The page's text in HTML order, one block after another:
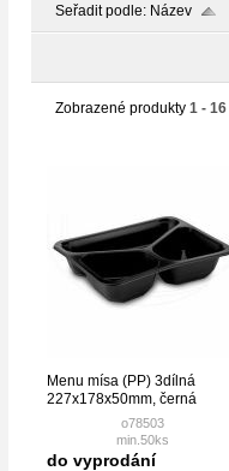
Seřadit podle: Název
Zobrazené produkty 1 - 16
Menu mísa (PP) 3dílná
227x178x50mm, černá
o78503
min.50ks
do vyprodání